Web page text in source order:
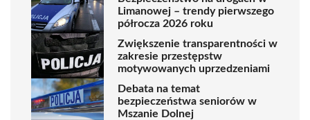
Limanowej – trendy pierwszego
półrocza 2026 roku
Zwiększenie transparentności w
zakresie przestępstw
motywowanych uprzedzeniami
Debata na temat
bezpieczeństwa seniorów w
Mszanie Dolnej